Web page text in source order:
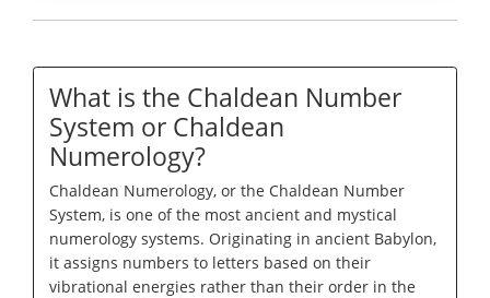
What is the Chaldean Number
System or Chaldean
Numerology?
Chaldean Numerology, or the Chaldean Number
System, is one of the most ancient and mystical
numerology systems. Originating in ancient Babylon,
it assigns numbers to letters based on their
vibrational energies rather than their order in the